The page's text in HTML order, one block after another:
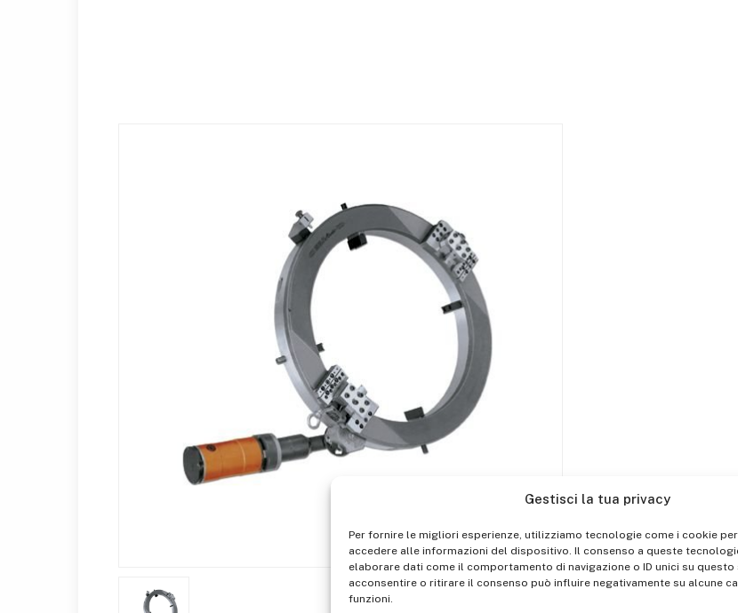
Gestisci la tua privacy
Per fornire le migliori esperienze, utilizziamo tecnologie come i cookie
accedere alle informazioni del dispositivo. Il consenso a queste
elaborare dati come il comportamento di navigazione o ID unici su questo
acconsentire o ritirare il consenso può influire negativamente su alcune
funzioni.